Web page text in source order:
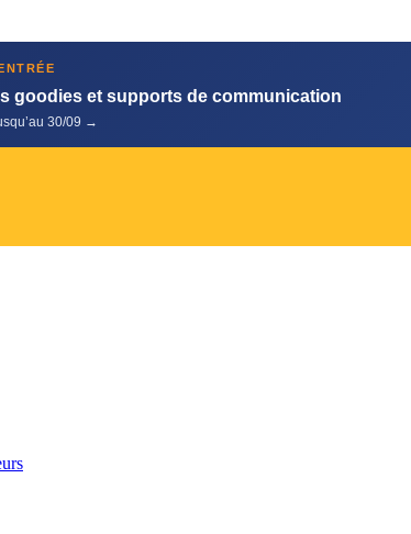
goodies et supports de communication
30/09 →